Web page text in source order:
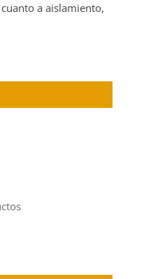
a aislamiento,